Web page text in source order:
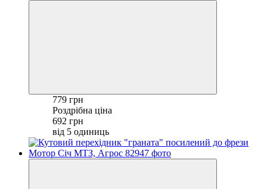
779 грн
Роздрібна ціна
692 грн
від 5 одиниць